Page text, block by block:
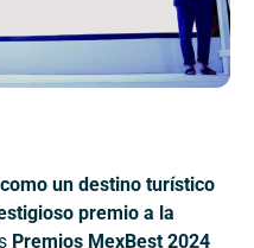
un destino turístico
premio a la
Premios MexBest 2024